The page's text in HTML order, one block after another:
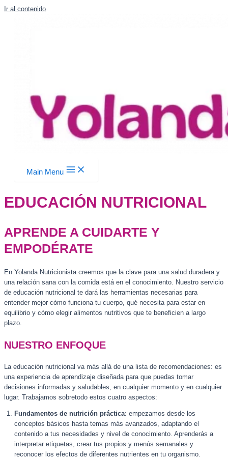
Ir al contenido
Main Menu
EDUCACIÓN NUTRICIONAL
APRENDE A CUIDARTE Y
EMPODÉRATE
En Yolanda Nutricionista creemos que la clave para una salud duradera y
una relación sana con la comida está en el conocimiento. Nuestro servicio
de educación nutricional te dará las herramientas necesarias para
entender mejor cómo funciona tu cuerpo, qué necesita para estar en
equilibrio y cómo elegir alimentos nutritivos que te beneficien a largo
plazo.
NUESTRO ENFOQUE
La educación nutricional va más allá de una lista de recomendaciones: es
una experiencia de aprendizaje diseñada para que puedas tomar
decisiones informadas y saludables, en cualquier momento y en cualquier
lugar. Trabajamos sobretodo estos cuatro aspectos:
Fundamentos de nutrición práctica: empezamos desde los
conceptos básicos hasta temas más avanzados, adaptando el
contenido a tus necesidades y nivel de conocimiento. Aprenderás a
interpretar etiquetas, crear tus propios y menús semanales y
reconocer los efectos de diferentes nutrientes en tu organismo.